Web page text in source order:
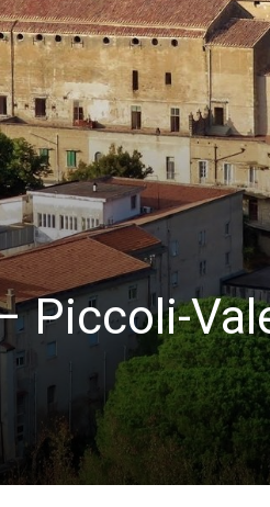
Piccoli-